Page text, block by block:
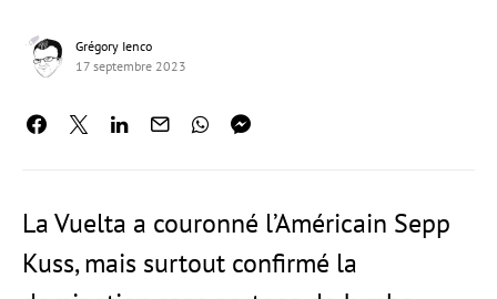
Grégory Ienco
17 septembre 2023
La Vuelta a couronné l’Américain Sepp
Kuss, mais surtout confirmé la